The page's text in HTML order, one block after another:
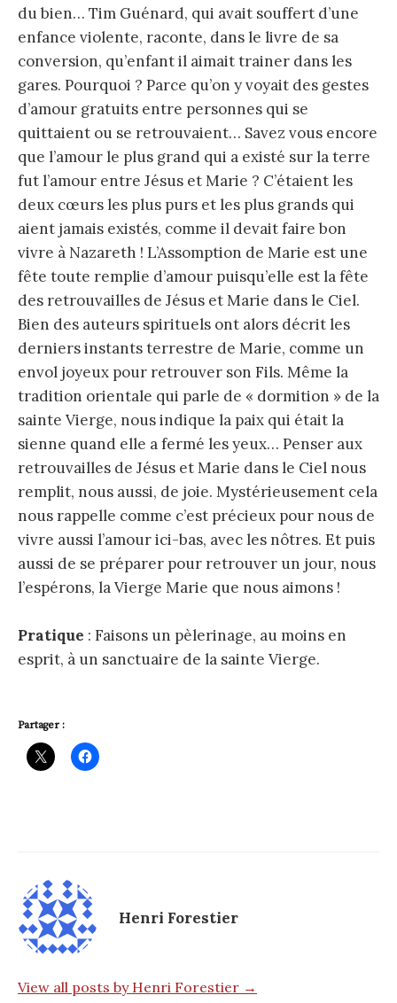
du bien… Tim Guénard, qui avait souffert d’une
enfance violente, raconte, dans le livre de sa
conversion, qu’enfant il aimait trainer dans les
gares. Pourquoi ? Parce qu’on y voyait des gestes
d’amour gratuits entre personnes qui se
quittaient ou se retrouvaient… Savez vous encore
que l’amour le plus grand qui a existé sur la terre
fut l’amour entre Jésus et Marie ? C’étaient les
deux cœurs les plus purs et les plus grands qui
aient jamais existés, comme il devait faire bon
vivre à Nazareth ! L’Assomption de Marie est une
fête toute remplie d’amour puisqu’elle est la fête
des retrouvailles de Jésus et Marie dans le Ciel.
Bien des auteurs spirituels ont alors décrit les
derniers instants terrestre de Marie, comme un
envol joyeux pour retrouver son Fils. Même la
tradition orientale qui parle de « dormition » de la
sainte Vierge, nous indique la paix qui était la
sienne quand elle a fermé les yeux… Penser aux
retrouvailles de Jésus et Marie dans le Ciel nous
remplit, nous aussi, de joie. Mystérieusement cela
nous rappelle comme c’est précieux pour nous de
vivre aussi l’amour ici-bas, avec les nôtres. Et puis
aussi de se préparer pour retrouver un jour, nous
l’espérons, la Vierge Marie que nous aimons !
Pratique : Faisons un pèlerinage, au moins en
esprit, à un sanctuaire de la sainte Vierge.
Partager :
Henri Forestier
View all posts by Henri Forestier →